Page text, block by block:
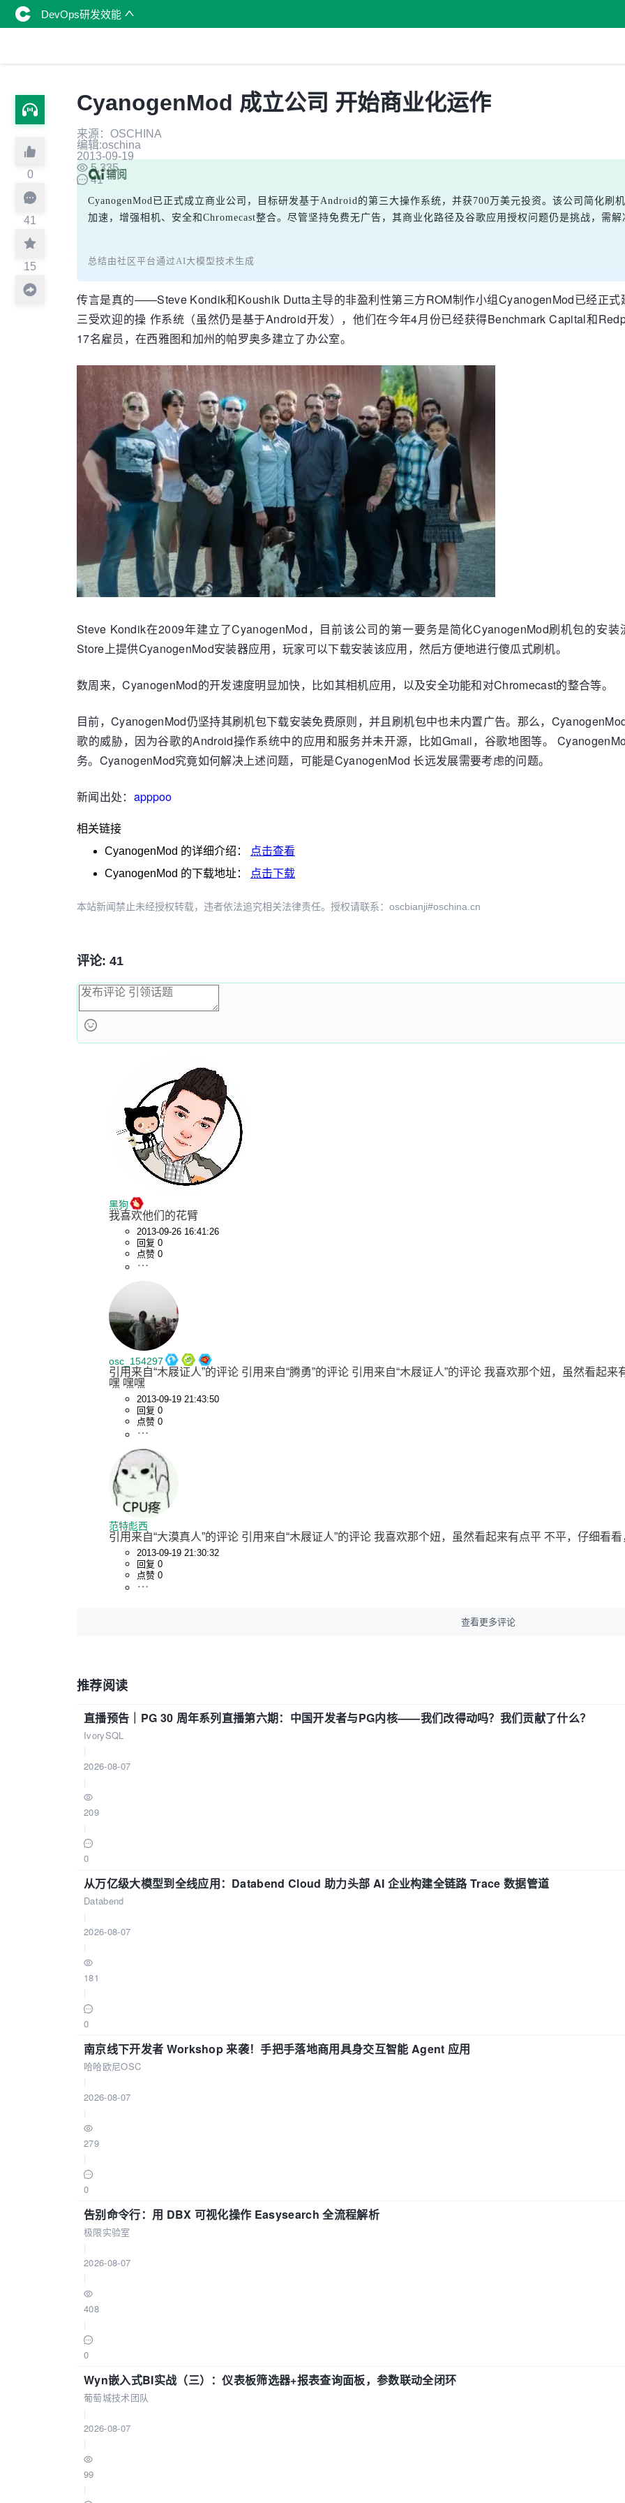
DevOps研发效能
0
41
15
CyanogenMod 成立公司 开始商业化运作
来源：OSCHINA
编辑:oschina
2013-09-19
5,335
41
CyanogenMod已正式成立商业公司，目标研发基于Android的第三大操作系统，并获700万美元投资。该公司简化刷
加速，增强相机、安全和Chromecast整合。尽管坚持免费无广告，其商业化路径及谷歌应用授权问题仍是挑战，需解
总结由社区平台通过AI大模型技术生成
传言是真的——Steve Kondik和Koushik Dutta主导的非盈利性第三方ROM制作小组CyanogenMod已经正
三受欢迎的操 作系统（虽然仍是基于Android开发），他们在今年4月份已经获得Benchmark Capital和
17名雇员，在西雅图和加州的帕罗奥多建立了办公室。
Steve Kondik在2009年建立了CyanogenMod，目前该公司的第一要务是简化CyanogenMod刷机包的安
Store上提供CyanogenMod安装器应用，玩家可以下载安装该应用，然后方便地进行傻瓜式刷机。
数周来，CyanogenMod的开发速度明显加快，比如其相机应用，以及安全功能和对Chromecast的整合等。
目前，CyanogenMod仍坚持其刷机包下载安装免费原则，并且刷机包中也未内置广告。那么，
歌的威胁，因为谷歌的Android操作系统中的应用和服务并未开源，比如Gmail，谷歌地图等。
务。CyanogenMod究竟如何解决上述问题，可能是CyanogenMod 长远发展需要考虑的问题。
新闻出处： apppoo
相关链接
CyanogenMod 的详细介绍：
点击查看
CyanogenMod 的下载地址： 点击下载
本站新闻禁止未经授权转载，违者依法追究相关法律责任。授权请联系：oscbianji#oschina.cn
评论: 41
黑狗
我喜欢他们的花臂
2013-09-26 16:41:26
回复 0
点赞 0
osc_154297
引用来自“木屐证人”的评论 引用来自“腾勇”的评论 引用来自“木屐证人”的评论 我喜欢那个妞，虽然看起
嘿 嘿嘿
2013-09-19 21:43:50
回复 0
点赞 0
范特彪西
引用来自“大漠真人”的评论 引用来自“木屐证人”的评论 我喜欢那个妞，虽然看起来有点平 不平，仔细看
2013-09-19 21:30:32
回复 0
点赞 0
查看更多评论
推荐阅读
直播预告｜PG 30 周年系列直播第六期：中国开发者与PG内核——我们改得动吗？我们贡献了什么？
IvorySQL
2026-08-07
209
0
从万亿级大模型到全线应用：Databend Cloud 助力头部 AI 企业构建全链路 Trace 数据管道
Databend
2026-08-07
181
0
南京线下开发者 Workshop 来袭！手把手落地商用具身交互智能 Agent 应用
哈哈欧尼OSC
2026-08-07
279
0
告别命令行：用 DBX 可视化操作 Easysearch 全流程解析
极限实验室
2026-08-07
408
0
Wyn嵌入式BI实战（三）：仪表板筛选器+报表查询面板，参数联动全闭环
葡萄城技术团队
2026-08-07
99